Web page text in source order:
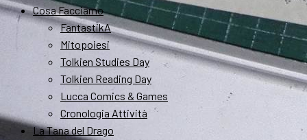
Cosa Facciamo
FantastikA
Mitopoiesi
Tolkien Studies Day
Tolkien Reading Day
Lucca Comics & Games
Cronologia Attività
La Tana del Drago